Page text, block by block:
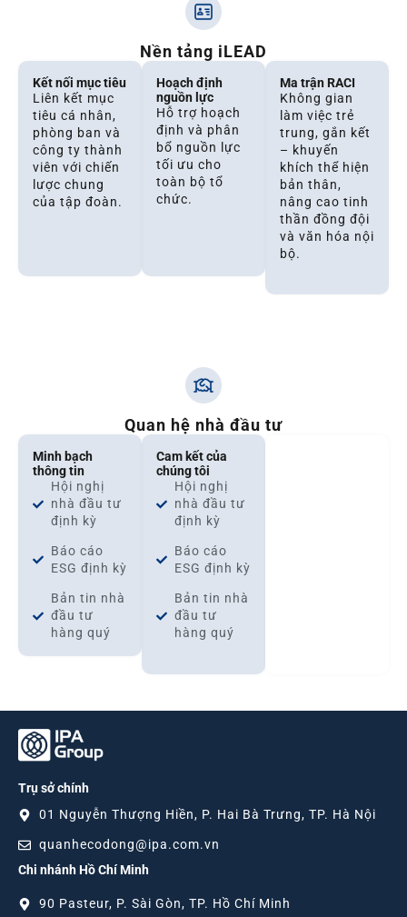
Nền tảng iLEAD
Kết nối mục tiêu
Liên kết mục
tiêu cá nhân,
phòng ban và
công ty thành
viên với chiến
lược chung
của tập đoàn.
Hoạch định
nguồn lực
Hỗ trợ hoạch
định và phân
bổ nguồn lực
tối ưu cho
toàn bộ tổ
chức.
Ma trận RACI
Không gian
làm việc trẻ
trung, gắn kết
– khuyến
khích thể hiện
bản thân,
nâng cao tinh
thần đồng đội
và văn hóa nội
bộ.
Quan hệ nhà đầu tư
Minh bạch
thông tin
Hội nghị
nhà đầu tư
định kỳ
Báo cáo
ESG định kỳ
Bản tin nhà
đầu tư
hàng quý
Cam kết của
chúng tôi
Hội nghị
nhà đầu tư
định kỳ
Báo cáo
ESG định kỳ
Bản tin nhà
đầu tư
hàng quý
Trụ sở chính
01 Nguyễn Thượng Hiền, P. Hai Bà Trưng, TP. Hà Nội
quanhecodong@ipa.com.vn
Chi nhánh Hồ Chí Minh
90 Pasteur, P. Sài Gòn, TP. Hồ Chí Minh